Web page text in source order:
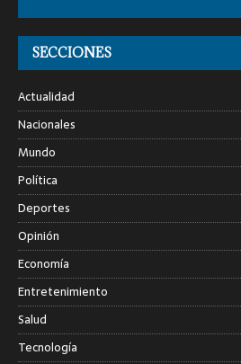
SECCIONES
Actualidad
Nacionales
Mundo
Política
Deportes
Opinión
Economía
Entretenimiento
Salud
Tecnología